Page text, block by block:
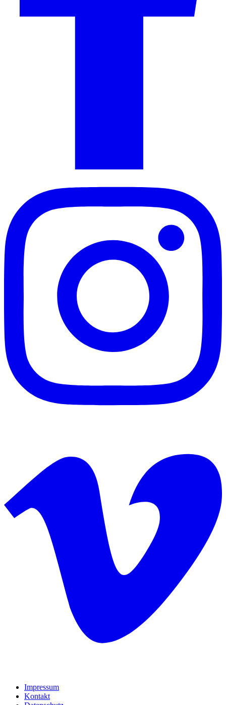
Impressum
Kontakt